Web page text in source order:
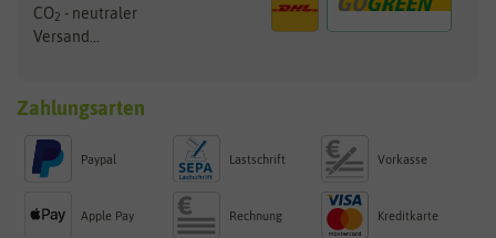
CO2 - neutraler
Versand...
Zahlungsarten
Paypal Lastschrift Vorkasse
Apple Pay Rechnung Kreditkarte